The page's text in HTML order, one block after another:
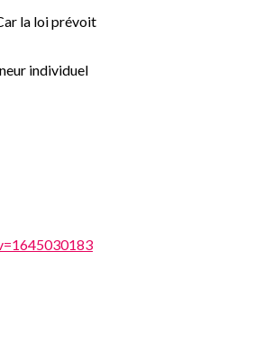
la loi prévoit
individuel